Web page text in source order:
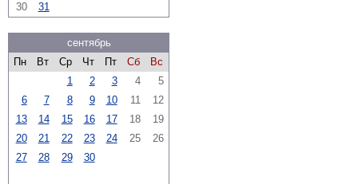
30
31
сентябрь
Пн
Вт Ср Чт Пт Сб
Вс
1
2 3 4
5
6
7 8 9 10 11
12
13
14 15 16 17 18
19
20
21 22 23 24 25
26
27
28 29 30